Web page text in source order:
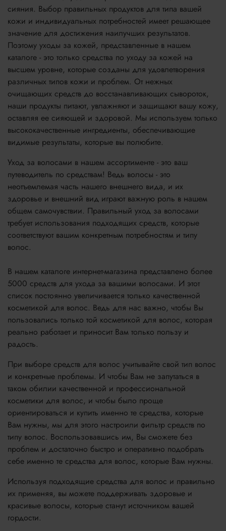
сияния. Выбор правильных продуктов для типа вашей
кожи и индивидуальных потребностей имеет решающее
значение для достижения наилучших результатов.
Поэтому уходы за кожей, представленные в нашем
каталоге - это только средства по уходу за кожей на
высшем уровне, которые созданы для удовлетворения
различных типов кожи и проблем. От нежных
очищающих средств до восстанавливающих сывороток,
наши продукты питают, увлажняют и защищают вашу кожу,
оставляя ее сияющей и здоровой. Мы используем только
высококачественные ингредиенты, обеспечивающие
видимые результаты, которые вы полюбите.
Уход за волосами в нашем ассортименте - это ваш
путеводитель по средствам! Ведь волосы - это
неотъемлемая часть нашего внешнего вида, и их
здоровье и внешний вид играют важную роль в нашем
общем самочувствии. Правильный уход за волосами
требует использования подходящих средств, которые
соответствуют вашим конкретным потребностям и типу
волос.
В нашем каталоге интернет-магазина представлено более
5000 средств для ухода за вашими волосами. И этот
список постоянно увеличивается только качественной
косметикой для волос. Ведь для нас важно, чтобы Вы
пользовались только той косметикой для волос, которая
реально работает и приносит Вам только пользу и
радость.
При выборе средств для волос учитывайте свой тип волос
и конкретные проблемы. И чтобы Вам не запутаться в
таком обилии качественной и профессиональной
косметики для волос, и чтобы было проще
ориентироваться и купить именно те средства, которые
Вам нужны, мы для этого настроили фильтр средств по
типу волос. Воспользовавшись им, Вы сможете без
проблем и достаточно быстро и оперативно подобрать
себе именно те средства для волос, которые Вам нужны.
Используя подходящие средства для волос и правильно
их применяя, вы можете поддерживать здоровые и
красивые волосы, которые станут источником вашей
гордости.